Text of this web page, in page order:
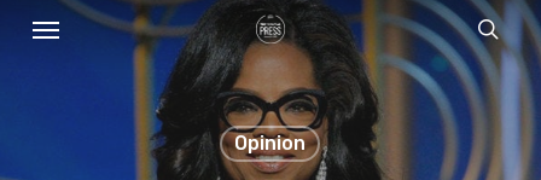
SkipMenu
Opinion